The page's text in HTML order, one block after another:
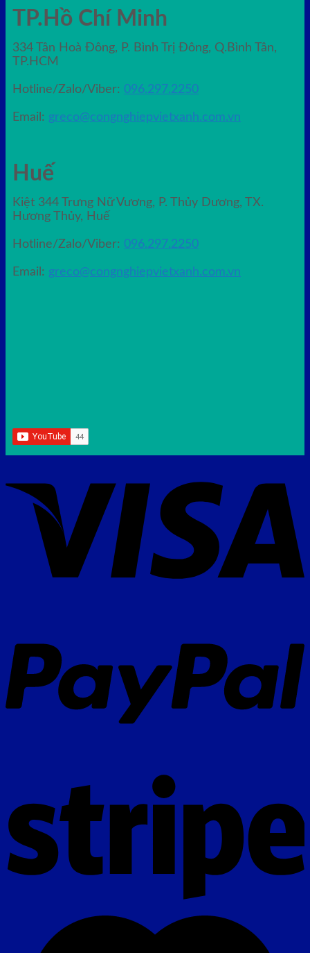
TP.Hồ Chí Minh
334 Tân Hoà Đông, P. Bình Trị Đông, Q.Bình Tân,
TP.HCM
Hotline/Zalo/Viber: 096.297.2250
Email: greco@congnghiepvietxanh.com.vn
Huế
Kiệt 344 Trưng Nữ Vương, P. Thủy Dương, TX.
Hương Thủy, Huế
Hotline/Zalo/Viber: 096.297.2250
Email: greco@congnghiepvietxanh.com.vn